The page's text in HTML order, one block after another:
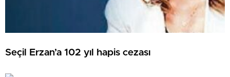
Seçil Erzan’a 102 yıl hapis cezası